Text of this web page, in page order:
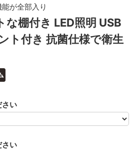
な棚付き LED照明 USB
ト付き 抗菌仕様で衛生
が全部入り
さい
さい